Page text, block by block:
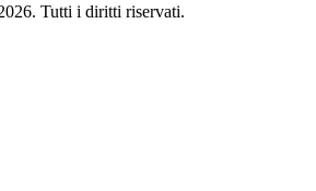
Tutti i diritti riservati.